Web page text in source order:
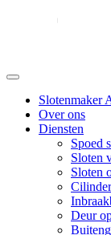
Slotenmaker
Over ons
Diensten
Spoed
Sloten
Sloten
Deur